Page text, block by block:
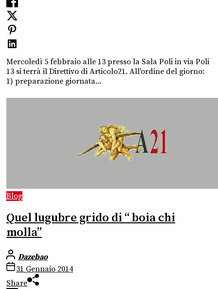
Mercoledì 5 febbraio alle 13 presso la Sala Poli in via Poli
13 si terrà il Direttivo di Articolo21. All'ordine del giorno:
1) preparazione giornata...
Blog
Quel lugubre grido di “ boia chi
molla”
Dazebao
31 Gennaio 2014
Share